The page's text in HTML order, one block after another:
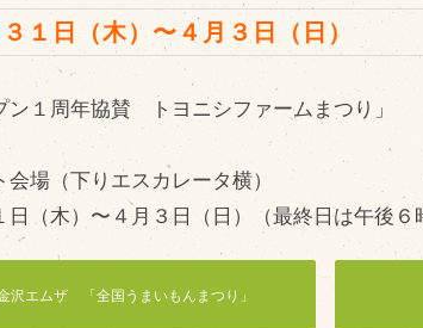
１日（木）〜４月３日（日）
ン１周年協賛 トヨニシファームまつり」
場（下りエスカレータ横）
日（木）〜４月３日（日）（最終日は午後６
沢エムザ 「全国うまいもんまつり」
工場
肉加工場を新設
生管理体制
管理体制
質管理体制
新の設備
商品
カ